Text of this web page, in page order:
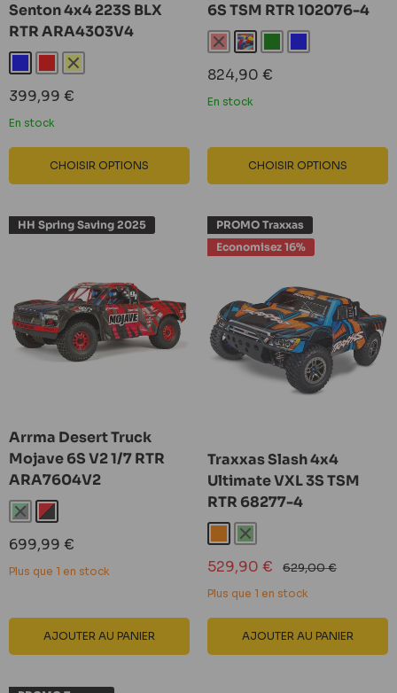
Senton 4x4 223S BLX
RTR ARA4303V4
RougeJaune
Prix
réduit
399,99 €
En stock
CHOISIR OPTIONS
6S TSM RTR 102076-4
RougeRock n' Roll
Prix
réduit
824,90 €
En stock
CHOISIR OPTIONS
HH Spring Saving 2025
Arrma Desert Truck
Mojave 6S V2 1/7 RTR
ARA7604V2
Vert/NoirRouge/Noir
Prix
réduit
699,99 €
Plus que 1 en stock
AJOUTER AU PANIER
PROMO Traxxas
Economisez 16%
Traxxas Slash 4x4
Ultimate VXL 3S TSM
RTR 68277-4
Orange
Vert
Prix
réduit
529,90 € Prix
normal
629,00 €
Plus que 1 en stock
AJOUTER AU PANIER